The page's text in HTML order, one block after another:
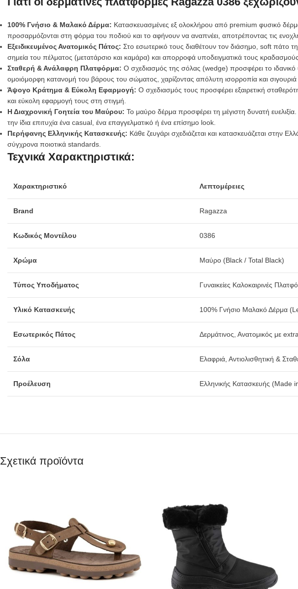
100% Γνήσιο & Μαλακό Δέρμα: Κατασκευασμένες εξ ολοκλήρου από premium φυσικό δέρμα
προσαρμόζονται στη φόρμα του ποδιού και το αφήνουν να αναπνέει, αποτρέποντας τις
Εξειδικευμένος Ανατομικός Πάτος: Στο εσωτερικό τους διαθέτουν τον διάσημο, soft πάτο
σημεία του πέλματος (μετατάρσιο και καμάρα) και απορροφά υποδειγματικά τους
Σταθερή & Ανάλαφρη Πλατφόρμα: Ο σχεδιασμός της σόλας (wedge) προσφέρει το
ομοιόμορφη κατανομή του βάρους του σώματος, χαρίζοντας απόλυτη ισορροπία και
Άψογο Κράτημα & Εύκολη Εφαρμογή: Ο σχεδιασμός τους προσφέρει εξαιρετική
και εύκολη εφαρμογή τους στη στιγμή.
Η Διαχρονική Γοητεία του Μαύρου: Το μαύρο δέρμα προσφέρει τη μέγιστη δυνατή
την ίδια επιτυχία ένα casual, ένα επαγγελματικό ή ένα επίσημο look.
Περήφανης Ελληνικής Κατασκευής: Κάθε ζευγάρι σχεδιάζεται και κατασκευάζεται στην
σύγχρονα ποιοτικά standards.
Τεχνικά Χαρακτηριστικά:
Χαρακτηριστικό Λεπτομέρειες
Brand Ragazza
Κωδικός Μοντέλου 0386
Χρώμα Μαύρο (Black / Total Black)
Τύπος Υποδήματος Γυναικείες Καλοκαιρινές
Υλικό Κατασκευής 100% Γνήσιο Μαλακό Δέρμα
Εσωτερικός Πάτος Δερμάτινος, Ανατομικός με
Σόλα Ελαφριά, Αντιολισθητική &
Προέλευση Ελληνικής Κατασκευής (Made
Σχετικά προϊόντα